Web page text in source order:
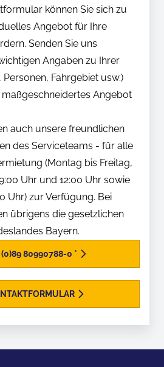
können Sie sich zu
Angebot für Ihre
Senden Sie uns
Angaben zu Ihrer
Fahrgebiet usw.)
Angebot
auch unsere freundlichen
des Serviceteams - für alle
(Montag bis Freitag,
Uhr und 12:00 Uhr sowie
Uhr) zur Verfügung. Bei
übrigens die gesetzlichen
Bayern.
(0)89 80990788-0 *